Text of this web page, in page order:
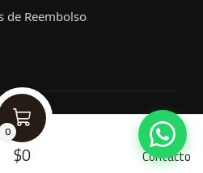
0
$0 Contacto
de Reembolso
los derechos reservados.